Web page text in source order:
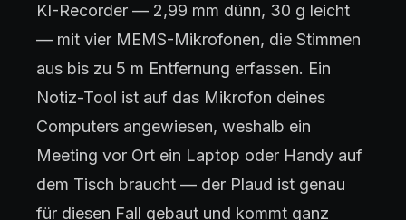
KI-Recorder — 2,99 mm dünn, 30 g leicht
— mit vier MEMS-Mikrofonen, die Stimmen
aus bis zu 5 m Entfernung erfassen. Ein
Notiz-Tool ist auf das Mikrofon deines
Computers angewiesen, weshalb ein
Meeting vor Ort ein Laptop oder Handy auf
dem Tisch braucht — der Plaud ist genau
für diesen Fall gebaut und kommt ganz